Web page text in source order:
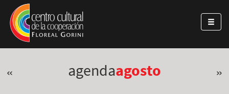
Pasar al contenido principal
Jump to main content
« agendaagosto »